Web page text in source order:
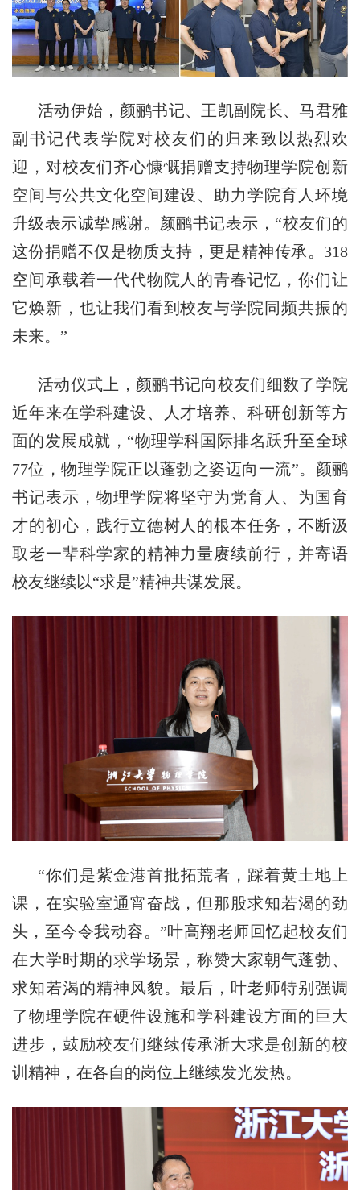
活动伊始，颜鹂书记、王凯副院长、 马君雅
副书记代表学院对校友们的归来致以热烈欢
迎，对校友们齐心慷慨捐赠支持物理学院创新
空间与公共文化空间建设、助力学院育人环境
升级表示诚挚感谢。颜鹂书记表示， “校友们的
这份捐赠不仅是物质支持，更是精神传承。318
空间承载着一代代物院人的青春记忆，你们让
它焕新，也让我们看到校友与学院同频共振的
未来。”
活动仪式上， 颜鹂书记向校友们细数了学院
近年来在学科建设、人才培养、科研创新等方
面的发展成就， “物理学科国际排名跃升至全球
77位，物理学院正以蓬勃之姿迈向一流”。颜鹂
书记表示 ， 物理学院将坚守为党育人、为国育
才的初心，践行立德树人的根本任务，不断汲
取老一辈科学家的精神力量赓续前行，并寄语
校友继续以“求是”精神共谋发展。
“你们是紫金港首批拓荒者，踩着黄土地上
课，在实验室通宵奋战，但那股求知若渴的劲
头，至今令我动容。”叶高翔老师回忆起校友们
在大学时期的求学场景，称赞大家朝气蓬勃、
求知若渴的精神风貌。最后，叶老师特别强调
了物理学院在硬件设施和学科建设方面的巨大
进步，鼓励校友们继续传承浙大求是创新的校
训精神，在各自的岗位上继续发光发热。